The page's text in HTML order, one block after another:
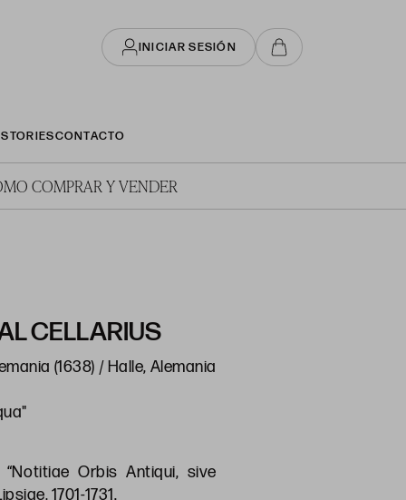
INICIAR SESIÓN
STORIESCONTACTO
COMPRAR Y VENDER
CELLARIUS
(1638) / Halle, Alemania
Orbis Antiqui, sive
1701-1731.